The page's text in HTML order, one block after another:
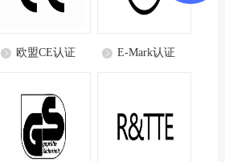
欧盟CE认证 E-Mark认证